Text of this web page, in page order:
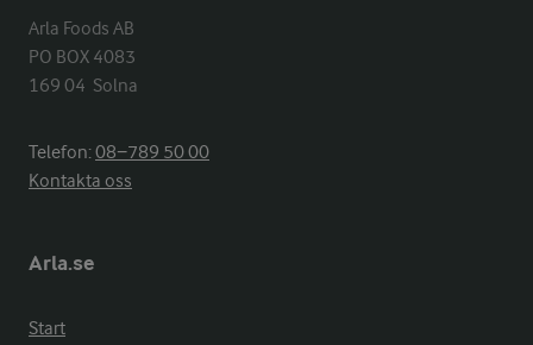
Arla Foods AB
PO BOX 4083
169 04  Solna
Telefon:08−789 50 00
Kontakta oss
Arla.se
Start